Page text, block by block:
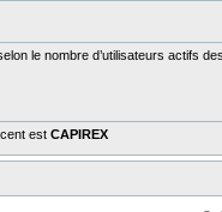
le nombre d’utilisateurs actifs
est CAPIREX